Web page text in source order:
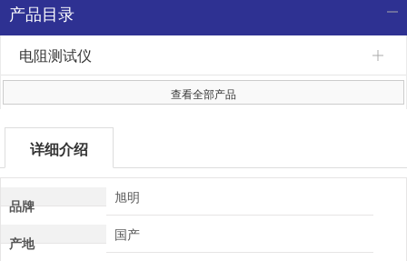
产品目录
电阻测试仪
查看全部产品
详细介绍
品牌 旭明
产地 国产